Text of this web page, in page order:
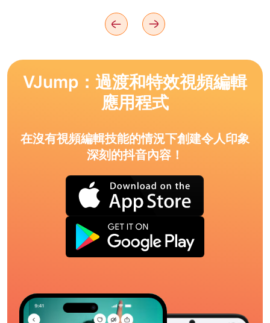
VJump：過渡和特效視頻編輯
應用程式
在沒有視頻編輯技能的情況下創建令人印象
深刻的抖音內容！